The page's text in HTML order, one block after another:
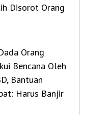
Disorot Orang
Orang
Bencana Oleh
Bantuan
Harus Banjir